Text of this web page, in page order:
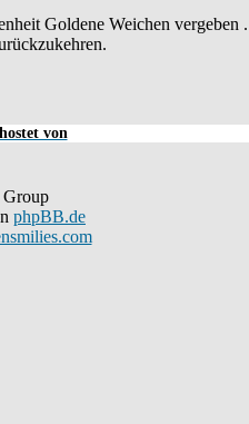
Goldene Weichen vergeben .
von
phpBB.de